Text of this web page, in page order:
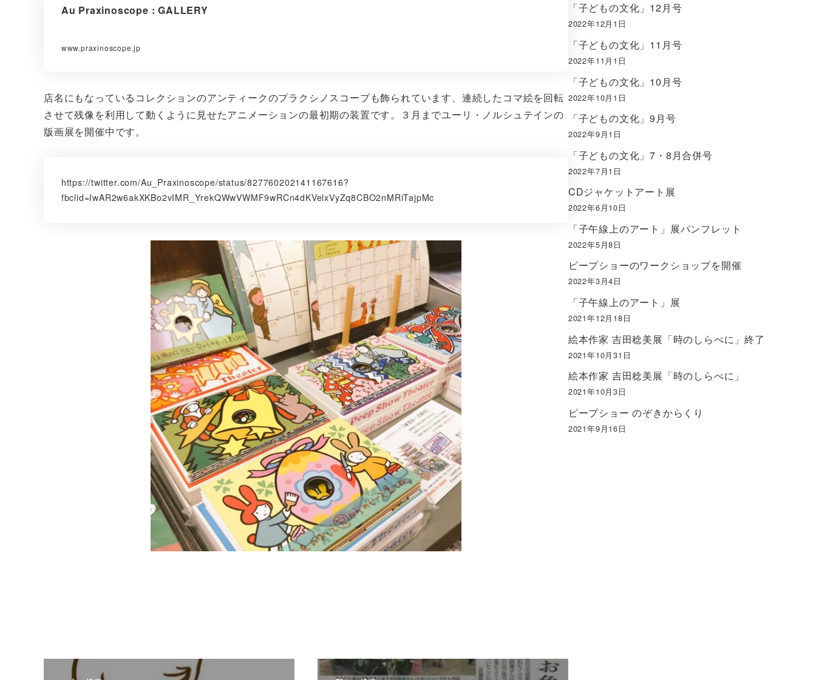
Au Praxinoscope : GALLERY
www.praxinoscope.jp
店名にもなっているコレクションのアンティークのプラクシノスコープも飾られています、連続したコマ絵を回転
させて残像を利用して動くように見せたアニメーションの最初期の装置です。３月までユーリ・ノルシュテインの
版画展を開催中です。
https://twitter.com/Au_Praxinoscope/status/827760202141167616?
fbclid=IwAR2w6akXKBo2vIMR_YrekQWwVWMF9wRCn4dKVelxVyZq8CBO2nMRiTajpMc
「子どもの文化」12月号
2022年12月1日
「子どもの文化」11月号
2022年11月1日
「子どもの文化」10月号
2022年10月1日
「子どもの文化」9月号
2022年9月1日
「子どもの文化」7・8月合併号
2022年7月1日
CDジャケットアート展
2022年6月10日
「子午線上のアート」展パンフレット
2022年5月8日
ピープショーのワークショップを開催
2022年3月4日
「子午線上のアート」展
2021年12月18日
絵本作家 吉田稔美展「時のしらべに」終了
2021年10月31日
絵本作家 吉田稔美展「時のしらべに」
2021年10月3日
ピープショー のぞきからくり
2021年9月16日